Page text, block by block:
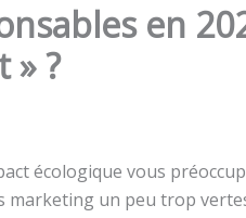
en
» ?
écologique vous
marketing un peu trop